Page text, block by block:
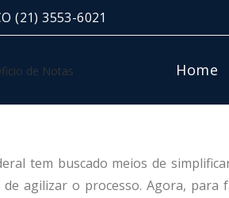
(21) 3553-6021
Home
tem buscado meios de
agilizar o processo. Agora, para